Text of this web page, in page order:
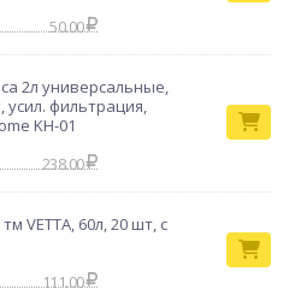
50.00
2л универсальные,
фильтрация,
KH-01
238.00
VETTA, 60л, 20 шт, с
111.00